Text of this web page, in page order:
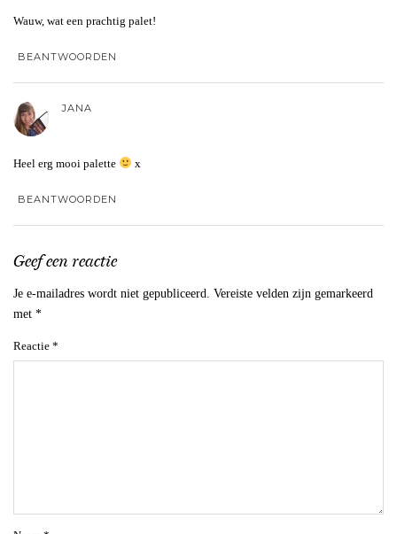
Wauw, wat een prachtig palet!
BEANTWOORDEN
JANA
Heel erg mooi palette x
BEANTWOORDEN
Geef een reactie
Je e-mailadres wordt niet gepubliceerd. Vereiste velden zijn gemarkeerd
met *
Reactie *